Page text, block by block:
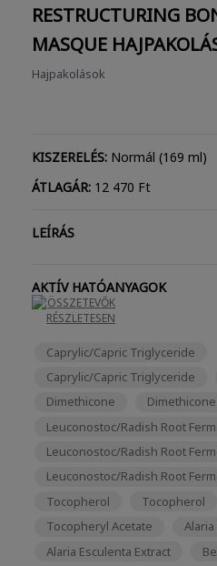
RESTRUCTURING
MASQUE
Hajpakolások
KISZERELÉS: Normál (169 ml)
ÁTLAGÁR: 12 470 Ft
LEÍRÁS
AKTÍV HATÓANYAGOK
ÖSSZETEVŐK
RÉSZLETESEN
Caprylic/Capric Triglyceride
Caprylic/Capric Triglyceride
Dimethicone
Dimethicone
Leuconostoc/Radish Root
Leuconostoc/Radish Root
Leuconostoc/Radish Root
Tocopherol
Tocopherol
Tocopheryl Acetate
Alaria Esculenta Extract